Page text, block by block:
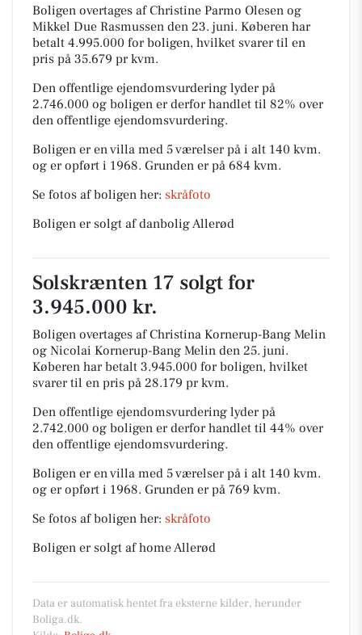
Boligen overtages af Christine Parmo Olesen og
Mikkel Due Rasmussen den 23. juni. Køberen har
betalt 4.995.000 for boligen, hvilket svarer til en
pris på 35.679 pr kvm.
Den offentlige ejendomsvurdering lyder på
2.746.000 og boligen er derfor handlet til 82% over
den offentlige ejendomsvurdering.
Boligen er en villa med 5 værelser på i alt 140 kvm.
og er opført i 1968. Grunden er på 684 kvm.
Se fotos af boligen her: skråfoto
Boligen er solgt af danbolig Allerød
Solskrænten 17 solgt for
3.945.000 kr.
Boligen overtages af Christina Kornerup-Bang Melin
og Nicolai Kornerup-Bang Melin den 25. juni.
Køberen har betalt 3.945.000 for boligen, hvilket
svarer til en pris på 28.179 pr kvm.
Den offentlige ejendomsvurdering lyder på
2.742.000 og boligen er derfor handlet til 44% over
den offentlige ejendomsvurdering.
Boligen er en villa med 5 værelser på i alt 140 kvm.
og er opført i 1968. Grunden er på 769 kvm.
Se fotos af boligen her: skråfoto
Boligen er solgt af home Allerød
Data er automatisk hentet fra eksterne kilder, herunder
Boliga.dk.